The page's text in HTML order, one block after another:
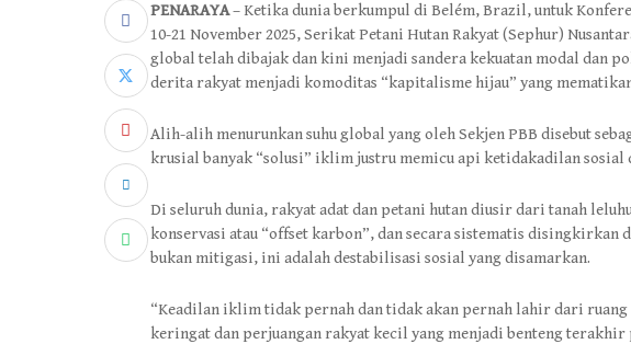
PENARAYA– Ketika dunia berkumpul di Belém, Brazil, untuk
10-21 November 2025, Serikat Petani Hutan Rakyat (Sephur)
global telah dibajak dan kini menjadi sandera kekuatan modal dan
derita rakyat menjadi komoditas “kapitalisme hijau” yang
Alih-alih menurunkan suhu global yang oleh Sekjen PBB disebut
krusial banyak “solusi” iklim justru memicu api ketidakadilan sosial
Di seluruh dunia, rakyat adat dan petani hutan diusir dari tanah
konservasi atau “offset karbon”, dan secara sistematis
bukan mitigasi, ini adalah destabilisasi sosial yang disamarkan.
“Keadilan iklim tidak pernah dan tidak akan pernah lahir dari
keringat dan perjuangan rakyat kecil yang menjadi benteng